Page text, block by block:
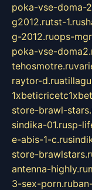
poka-vse-doma-
g2012.rutst-1.ru
g-2012.ruops-
poka-vse-
tehosmotre.ru
raytor-d.ru
store-brawl-
sindika-01.rusp-
e-abis-1-c.ru
store-
antenna-highly.ru
3-sex-porn.ru